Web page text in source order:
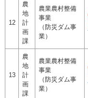
12
農
地
計
画
課
農業農村整備
事業
（防災ダム事
業）
13
農
地
計
画
課
農業農村整備
事業
（防災ダム事
業）